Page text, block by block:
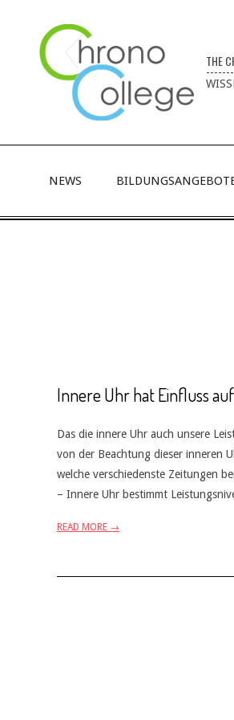
THE
NEWS
Innere Uhr hat Einfluss
Das die innere Uhr auch unsere
von der Beachtung dieser inneren
welche verschiedenste Zeitungen
– Innere Uhr bestimmt
READ MORE →